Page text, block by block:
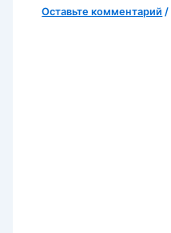
Оставьте комментарий /